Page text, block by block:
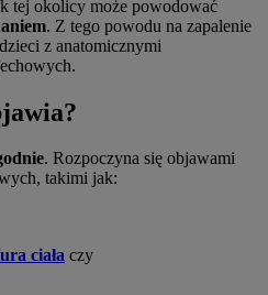
tej okolicy może powodować
. Z tego powodu na zapalenie
z anatomicznymi
. Rozpoczyna się objawami
takimi jak:
ciała czy